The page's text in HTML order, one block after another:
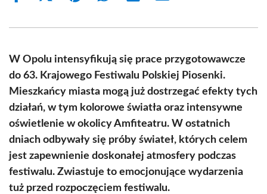
(Twitter)
W Opolu intensyfikują się prace przygotowawcze
do 63. Krajowego Festiwalu Polskiej Piosenki.
Mieszkańcy miasta mogą już dostrzegać efekty tych
działań, w tym kolorowe światła oraz intensywne
oświetlenie w okolicy Amfiteatru. W ostatnich
dniach odbywały się próby świateł, których celem
jest zapewnienie doskonałej atmosfery podczas
festiwalu. Zwiastuje to emocjonujące wydarzenia
tuż przed rozpoczęciem festiwalu.